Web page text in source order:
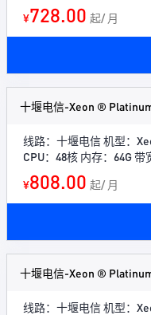
¥728.00 起/ 月
十堰电信-Xeon ®
线路：十堰电信 机型：
CPU：48核 内存：64G
¥808.00 起/ 月
十堰电信-Xeon ®
线路：十堰电信 机型：